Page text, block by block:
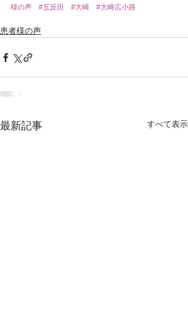
様の声
#五反田 #大崎 #大崎広小路
患者様の声
最新記事 すべて表示